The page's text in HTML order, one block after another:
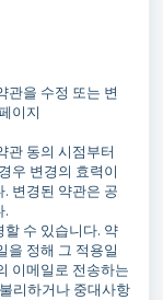
관을 수정 또는 변
이지
관 동의 시점부터
우 변경의 효력이
변경된 약관은 공
.
수 있습니다. 약
을 정해 그 적용일
이메일로 전송하는
리하거나 중대사항